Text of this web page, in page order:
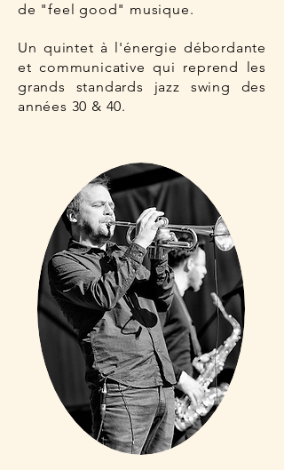
de "feel good" musique.
Un quintet à l'énergie débordante
et communicative qui reprend les
grands standards jazz swing des
années 30 & 40.